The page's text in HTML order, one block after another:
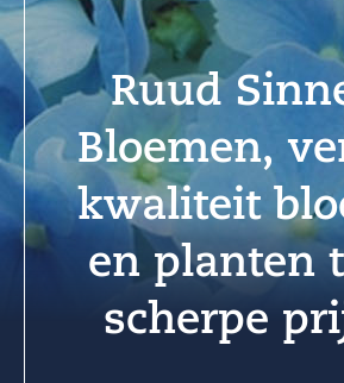
Ruud
Bloemen,
kwaliteit
en planten
scherpe